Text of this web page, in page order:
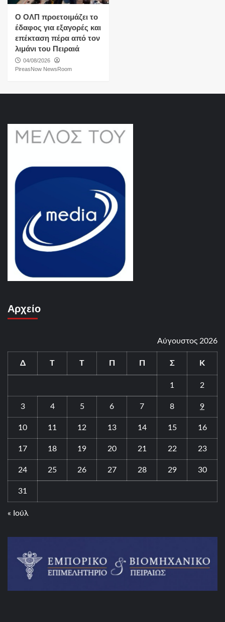
O ΟΛΠ προετοιμάζει το
έδαφος για εξαγορές και
επέκταση πέρα από τον
λιμάνι του Πειραιά
04/08/2026
PireasNow NewsRoom
Αρχείο
Αύγουστος 2026
Δ Τ Τ Π Π Σ Κ
1 2
3 4 5 6 7 8 9
10 11 12 13 14 15 16
17 18 19 20 21 22 23
24 25 26 27 28 29 30
31
« Ιούλ